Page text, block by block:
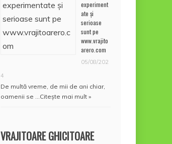
experiment
ate și
serioase
sunt pe
www.vrajito
arero.com
05/08/202
4
De multă vreme, de mii de ani chiar,
oamenii se … Citește mai mult »
VRAJITOARE GHICITOARE